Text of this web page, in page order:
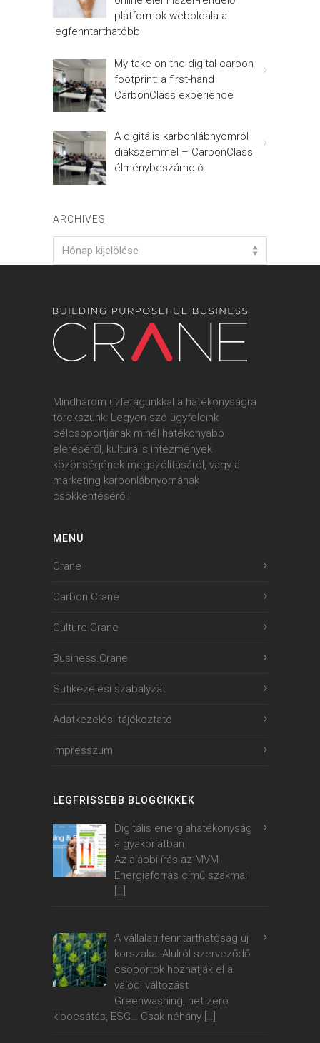
platformok weboldala a
legfenntarthatóbb
My take on the digital carbon
footprint: a first-hand
CarbonClass experience
A digitális karbonlábnyomról
diákszemmel – CarbonClass
élménybeszámoló
ARCHIVES
Archives
Hónap kijelölése
Mindhárom üzletágunkkal a hatékonyságra
törekszünk: Legyen szó ügyfeleink
célcsoportjának minél hatékonyabb
eléréséről, kulturális intézmények
közönségének megszólításáról, vagy a
marketing karbonlábnyomának
csökkentéséről.
MENU
Crane
Carbon.Crane
Culture.Crane
Business.Crane
Sütikezelési szabalyzat
Adatkezelési tájékoztató
Impresszum
LEGFRISSEBB BLOGCIKKEK
Digitális energiahatékonyság
a gyakorlatban
Az alábbi írás az MVM
Energiaforrás című szakmai
[…]
A vállalati fenntarthatóság új
korszaka: Alulról szerveződő
csoportok hozhatják el a
valódi változást
Greenwashing, net zero
kibocsátás, ESG… Csak néhány […]